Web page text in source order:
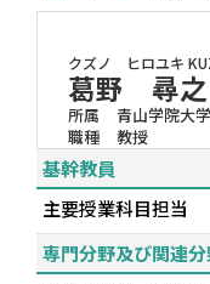
クズノ ヒロユキ
葛野 尋之
所属
青山学院大
職種
教授
基幹教員
主要授業科目担当
専門分野及び関連